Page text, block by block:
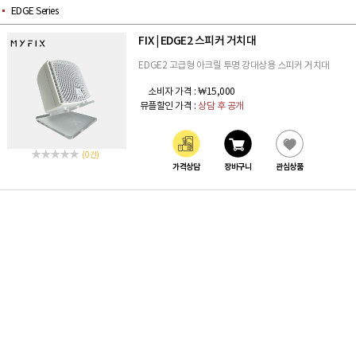
EDGE Series
(0 건)
FIX EDGE2 스피커 거치대
EDGE2 고급형 아크릴 투명 강대상용 스피커 거치대
소비자 가격 : ₩15,000
뮤플할인 가격 : 상담 후 공개
가격상담 장바구니 관심상품